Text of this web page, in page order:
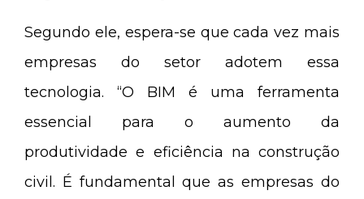
Segundo ele, espera-se que cada vez mais
empresas do setor adotem essa
tecnologia. “O BIM é uma ferramenta
essencial para o aumento da
produtividade e eficiência na construção
civil. É fundamental que as empresas do